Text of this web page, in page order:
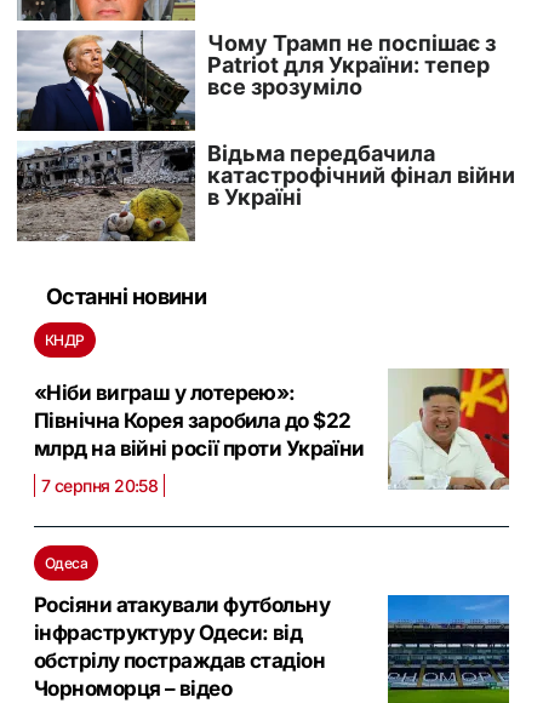
Останні новини
КНДР
«Ніби виграш у лотерею»:
Північна Корея заробила до $22
млрд на війні росії проти України
7 серпня 20:58
Одеса
Росіяни атакували футбольну
інфраструктуру Одеси: від
обстрілу постраждав стадіон
Чорноморця – відео